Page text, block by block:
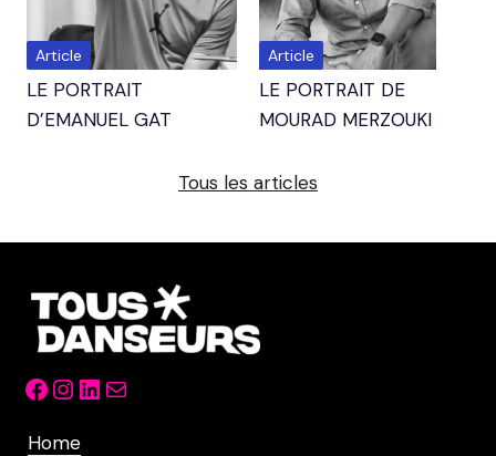
Article
LE PORTRAIT
D’EMANUEL GAT
Article
LE PORTRAIT DE
MOURAD MERZOUKI
Tous les articles
Facebook
Instagram
LinkedIn
Mail
Home